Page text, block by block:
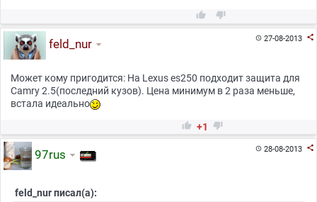
 
27-08-2013 
feld_nur
Может кому пригодится: На Lexus es250 подходит защита для
Camry 2.5(последний кузов). Цена минимум в 2 раза меньше,
встала идеально
 +1 
28-08-2013 
97rus
feld_nur писал(а):